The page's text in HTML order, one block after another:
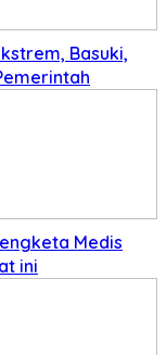
Basuki,
Medis
ini